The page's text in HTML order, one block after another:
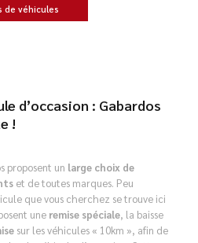
de véhicules
d’occasion : Gabardos
!
proposent un large choix de
et de toutes marques. Peu
que vous cherchez se trouve ici
une remise spéciale, la baisse
sur les véhicules « 10km », afin de